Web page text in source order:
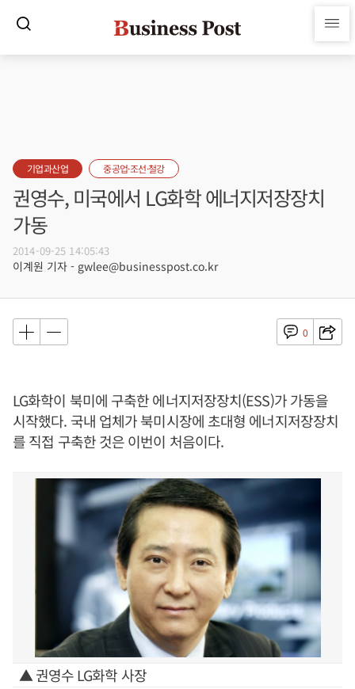
기업과산업 중공업·조선·철강
권영수, 미국에서 LG화학 에너지저장장치
가동
2014-09-25 14:05:43
이계원 기자 - gwlee@businesspost.co.kr
0
LG화학이 북미에 구축한 에너지저장장치(ESS)가 가동을
시작했다. 국내 업체가 북미시장에 초대형 에너지저장장치
를 직접 구축한 것은 이번이 처음이다.
▲ 권영수 LG화학 사장